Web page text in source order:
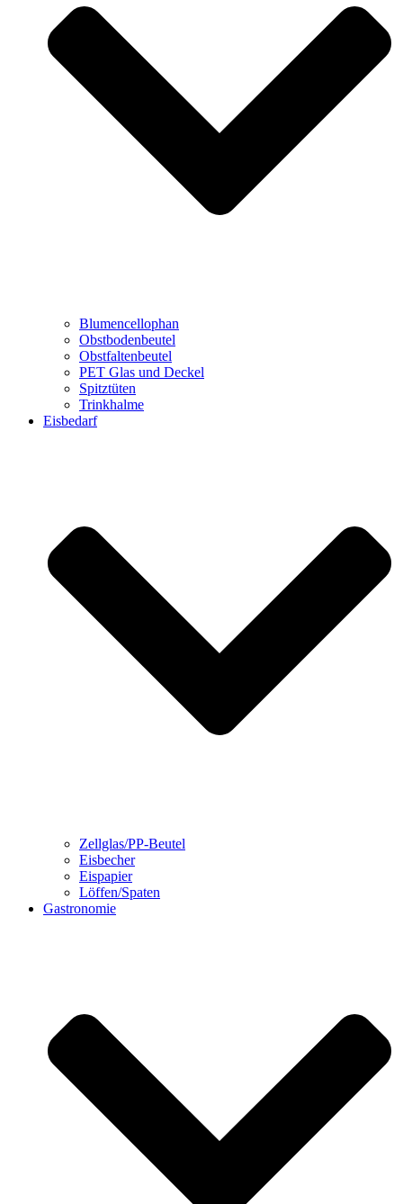
Blumencellophan
Obstbodenbeutel
Obstfaltenbeutel
PET Glas und Deckel
Spitztüten
Trinkhalme
Eisbedarf
Zellglas/PP-Beutel
Eisbecher
Eispapier
Löffen/Spaten
Gastronomie